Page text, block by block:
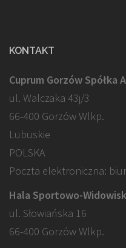
KONTAKT
Cuprum Gorzów Spółka
ul. Walczaka 43j/3
66-400 Gorzów Wlkp.
Lubuskie
POLSKA
Poczta elektroniczna:
Hala Sportowo-
ul. Słowiańska 16
66-400 Gorzów Wlkp.